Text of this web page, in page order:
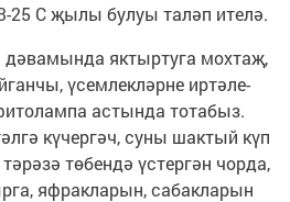
25 С җылы булуы таләп ителә.
дәвамында яктыртуга мохтаҗ,
үсемлекләрне иртәле-
астында тотабыз.
күчергәч, суны шактый күп
төбендә үстергән чорда,
яфракларын, сабакларын